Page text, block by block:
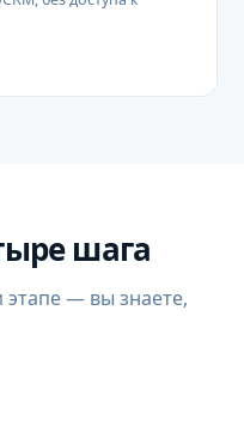
шага
— вы знаете,